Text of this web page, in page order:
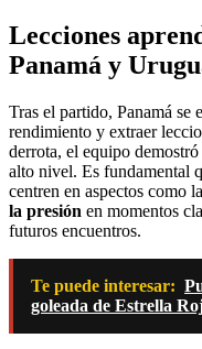
Lecciones
Panamá y
Tras el partido, Panamá se
rendimiento y extraer
derrota, el equipo
alto nivel. Es fundamental
centren en aspectos como la
la presión en momentos
futuros encuentros.
Te puede interesar:
goleada de Estrella